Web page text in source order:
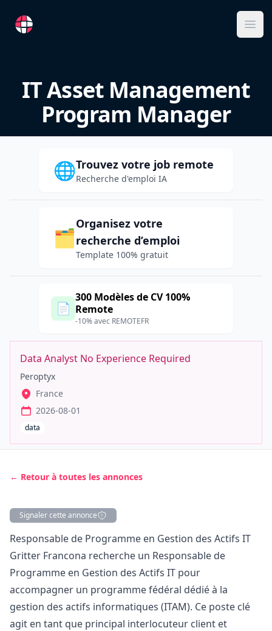
RemoteFR
IT Asset Management
Program Manager
🌐Trouvez votre job remote
Recherche d'emploi IA
🗂️
Organisez votre
recherche d’emploi
Template 100% gratuit
📄
300 Modèles de CV 100%
Remote
-10% avec REMOTEFR
Data Analyst No Experience Required
Peroptyx
France
2026-08-01
data
← Retour à toutes les annonces
Signaler cette annonce
Description
Responsable de Programme en Gestion des Actifs IT
Gritter Francona recherche un Responsable de
Programme en Gestion des Actifs IT pour
accompagner un programme fédéral dédié à la
gestion des actifs informatiques (ITAM). Ce poste clé
agit en tant que principal interlocuteur client et